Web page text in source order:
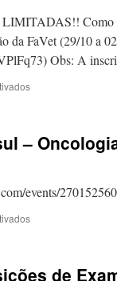
LIMITADAS!! Como
da FaVet (29/10 a
Obs: A
em
Palestras
Veterinária
–
events/
em
–
de